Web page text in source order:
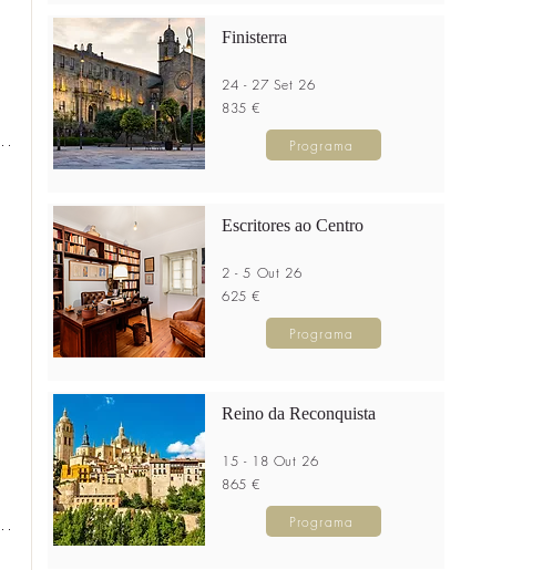
Finisterra
24 - 27 Set 26
835 €
Programa
Escritores ao Centro
2 - 5 Out 26
625 €
Programa
Reino da Reconquista
15 - 18 Out 26
865 €
Programa